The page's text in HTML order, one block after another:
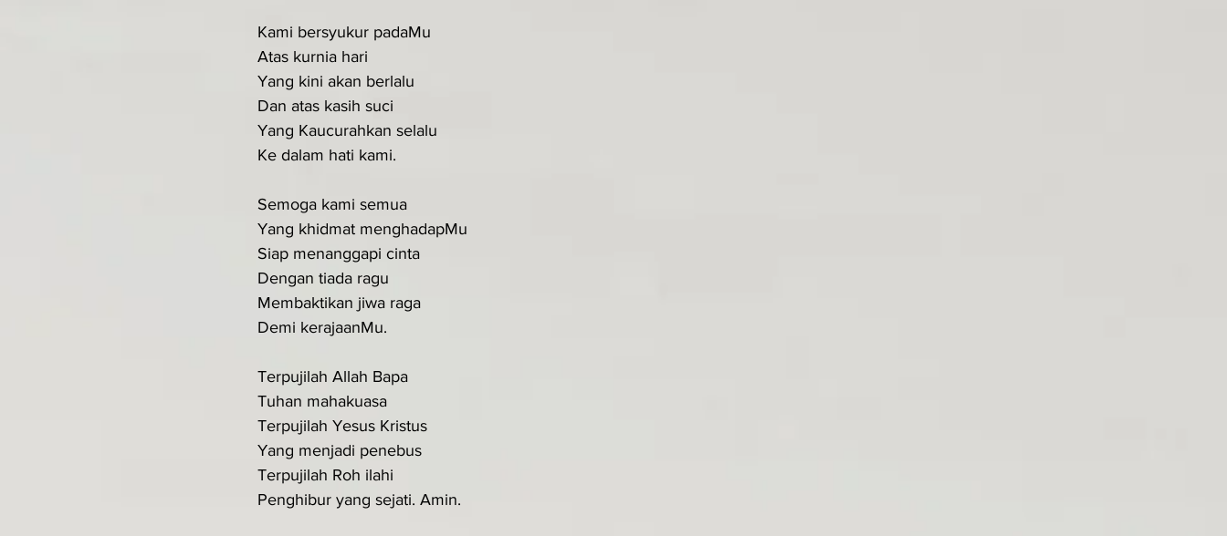
Kami bersyukur padaMu
Atas kurnia hari
Yang kini akan berlalu
Dan atas kasih suci
Yang Kaucurahkan selalu
Ke dalam hati kami.
Semoga kami semua
Yang khidmat menghadapMu
Siap menanggapi cinta
Dengan tiada ragu
Membaktikan jiwa raga
Demi kerajaanMu.
Terpujilah Allah Bapa
Tuhan mahakuasa
Terpujilah Yesus Kristus
Yang menjadi penebus
Terpujilah Roh ilahi
Penghibur yang sejati. Amin.